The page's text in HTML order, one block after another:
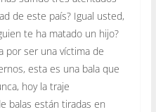
de este país? Igual usted,
te ha matado un hijo?
por ser una víctima de
esta es una bala que
hoy la traje
balas están tiradas en